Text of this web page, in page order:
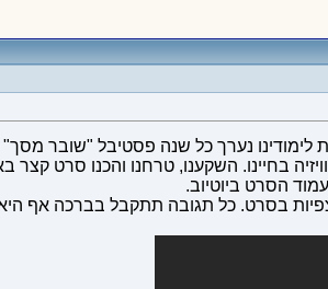
והכנו סרט קצר באורך 4 דקות, בהשראת הספר "הגלגול" מאת
הסרט ביוטיוב.
בסרט. כל תגובה תתקבל בברכה אף